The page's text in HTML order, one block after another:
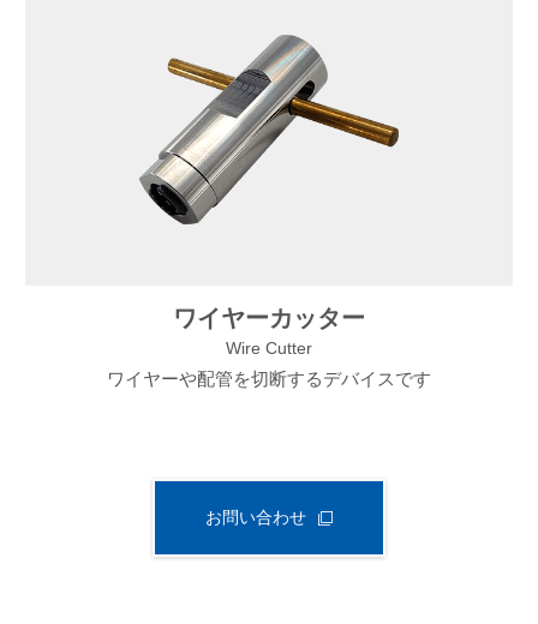
ワイヤーカッター
Wire Cutter
ワイヤーや配管を切断するデバイスです
お問い合わせ